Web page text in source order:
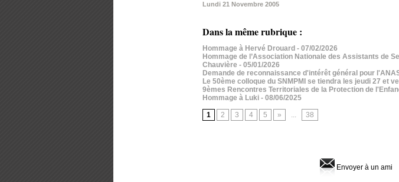
Lundi 21 Novembre 2005
Dans la même rubrique :
Hommage à Hervé Drouard - 07/02/2026
Hommage de l’Association Nationale des Assistants de
Chauvière - 05/01/2026
Demande de reconnaissance d'intérêt général pour
Le 50ème colloque du SNMPMI se tiendra les jeudi 27 et
9èmes Rencontres Territoriales de la Protection de
Hommage à Luki - 08/06/2025
1 2 3 4 5 » ... 38
Envoyer à un ami